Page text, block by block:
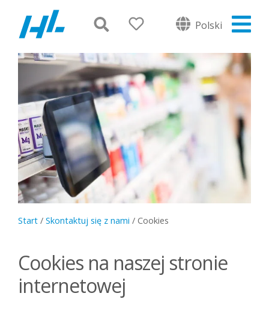
Polski
Start / Skontaktuj się z nami / Cookies
Cookies na naszej stronie
internetowej